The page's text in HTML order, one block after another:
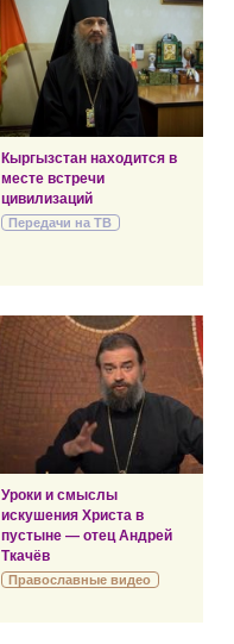
Кыргызстан находится в
месте встречи
цивилизаций
Передачи на ТВ
Уроки и смыслы
искушения Христа в
пустыне — отец Андрей
Ткачёв
Православные видео